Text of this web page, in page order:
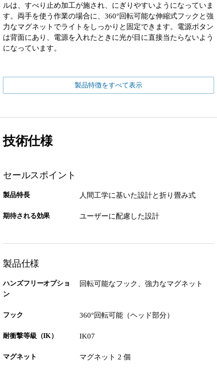
ルは、すべり止め加工が施され、にぎりやすいようになっていま
す。両手を使う作業の場合に、360°回転可能な伸縮式フックと強
力なマグネットでライトをしっかりと固定できます。電源ボタン
は背面にあり、電源を入れたときに光が目に直接当たらないよう
になっています。
製品特徴をすべて表示
技術仕様
セールスポイント
製品特長 人間工学に基いた設計と折り畳み式
期待される効果 ユーザーに配慮した設計
製品仕様
ハンズフリーオプショ
ン
回転可能なフック、強力なマグネット
フック 360°回転可能（ヘッド部分）
耐衝撃等級（IK） IK07
マグネット マグネット 2 個